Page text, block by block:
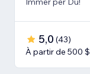
5,0 (43)
À partir de 500 $